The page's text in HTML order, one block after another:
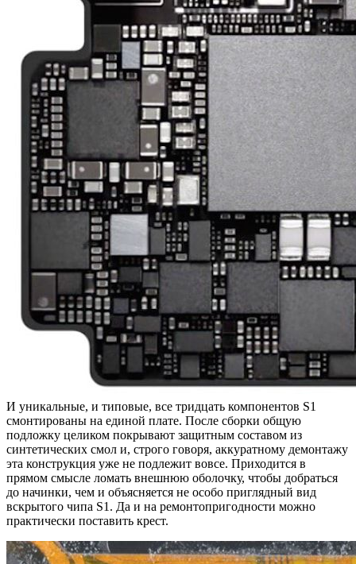
И уникальные, и типовые, все тридцать компонентов S1
смонтированы на единой плате. После сборки общую
подложку целиком покрывают защитным составом из
синтетических смол и, строго говоря, аккуратному демонтажу
эта конструкция уже не подлежит вовсе. Приходится в
прямом смысле ломать внешнюю оболочку, чтобы добраться
до начинки, чем и объясняется не особо приглядный вид
вскрытого чипа S1. Да и на ремонтопригодности можно
практически поставить крест.